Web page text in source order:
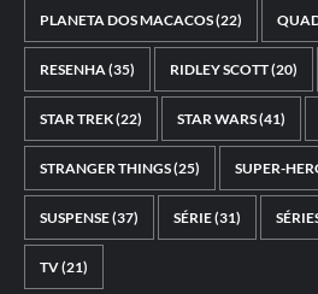
PLANETA DOS MACACOS(22)
RESENHA(35) RIDLEY SCOTT(20)
STAR TREK(22) STAR WARS(41)
STRANGER THINGS(25) SUPER-
SUSPENSE(37) SÉRIE(31)
TV(21)